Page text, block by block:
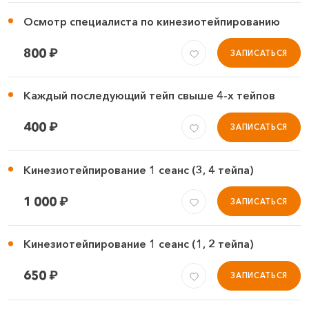
Осмотр специалиста по кинезиотейпированию
ЗАПИСАТЬСЯ
800₽
Каждый последующий тейп свыше 4-х тейпов
ЗАПИСАТЬСЯ
400₽
Кинезиотейпирование 1 сеанс (3, 4 тейпа)
ЗАПИСАТЬСЯ
1 000₽
Кинезиотейпирование 1 сеанс (1, 2 тейпа)
ЗАПИСАТЬСЯ
650₽